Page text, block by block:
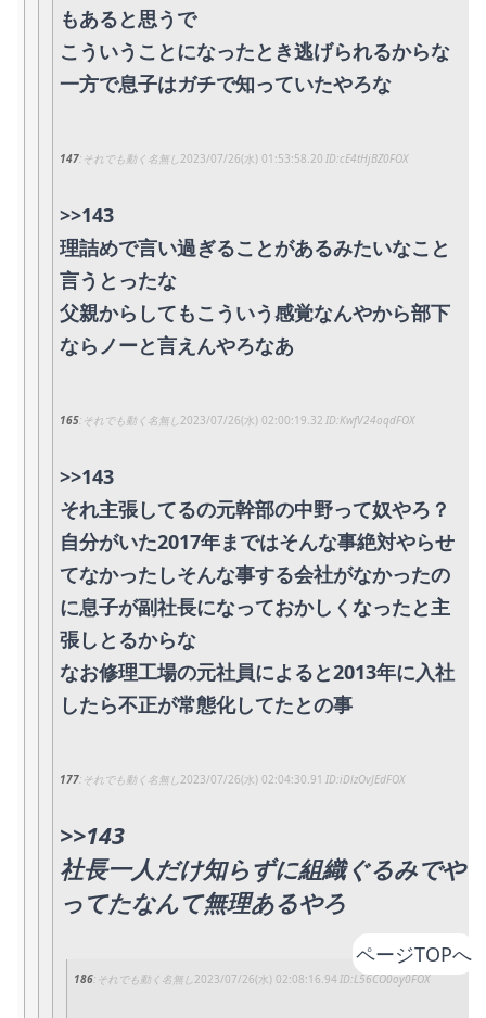
もあると思うで
こういうことになったとき逃げられるからな
一方で息子はガチで知っていたやろな
147 それでも動く名無し2023/07/26(水) 01:53:58.20 cE4tHjBZ0FOX
>>143
理詰めで言い過ぎることがあるみたいなこと
言うとったな
父親からしてもこういう感覚なんやから部下
ならノーと言えんやろなあ
165 それでも動く名無し2023/07/26(水) 02:00:19.32 KwfV24oqdFOX
>>143
それ主張してるの元幹部の中野って奴やろ？
自分がいた2017年まではそんな事絶対やらせ
てなかったしそんな事する会社がなかったの
に息子が副社長になっておかしくなったと主
張しとるからな
なお修理工場の元社員によると2013年に入社
したら不正が常態化してたとの事
177 それでも動く名無し2023/07/26(水) 02:04:30.91 iDlzOvJEdFOX
>>143
社長一人だけ知らずに組織ぐるみでや
ってたなんて無理あるやろ
186 それでも動く名無し2023/07/26(水) 02:08:16.94 L56CO0oy0FOX
ページTOPへ